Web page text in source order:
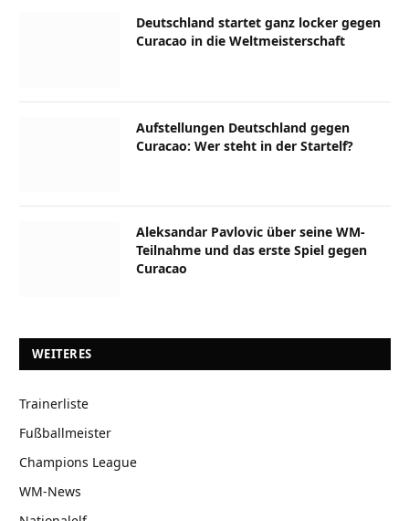
Deutschland startet ganz locker gegen
Curacao in die Weltmeisterschaft
Aufstellungen Deutschland gegen
Curacao: Wer steht in der Startelf?
Aleksandar Pavlovic über seine WM-
Teilnahme und das erste Spiel gegen
Curacao
WEITERES
Trainerliste
Fußballmeister
Champions League
WM-News